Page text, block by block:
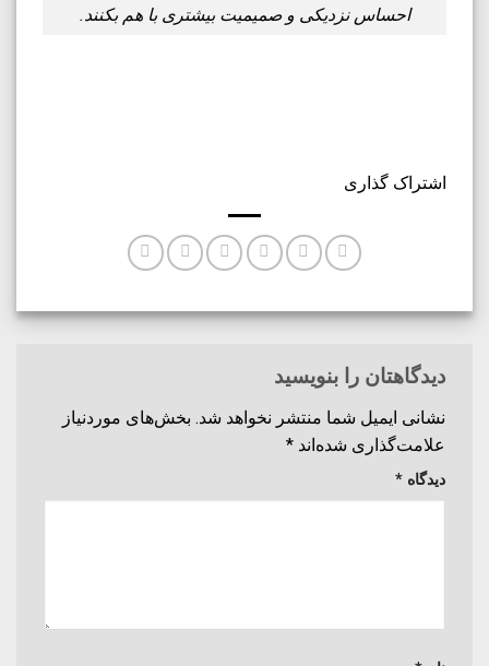
احساس نزدیکی و صمیمیت بیشتری با هم بکنند.
اشتراک گذاری
دیدگاهتان را بنویسید
نشانی ایمیل شما منتشر نخواهد شد. بخش‌های موردنیاز
علامت‌گذاری شده‌اند *
دیدگاه *